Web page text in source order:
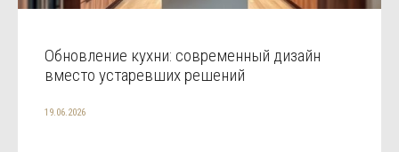
Обновление кухни: современный дизайн
вместо устаревших решений
19.06.2026